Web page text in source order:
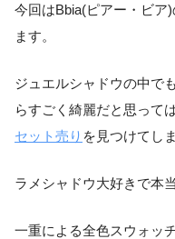
今回はBbia(ピアー・ビア
ます。
ジュエルシャドウの中で
らすごく綺麗だと思って
セット売り を見つけてし
ラメシャドウ大好きで本
一重による全色スウォッ